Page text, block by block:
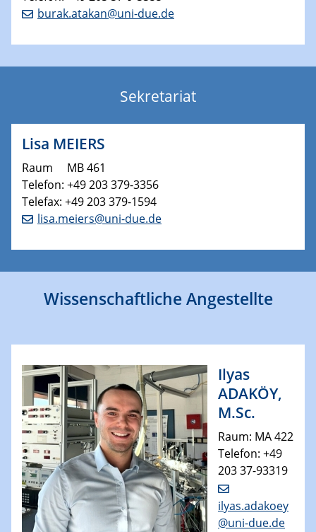
burak.atakan@uni-due.de
Sekretariat
Lisa MEIERS
Raum MB 461
Telefon: +49 203 379-3356
Telefax: +49 203 379-1594
lisa.meiers@uni-due.de
Wissenschaftliche Angestellte
Ilyas
ADAKÖY,
M.Sc.
Raum: MA 422
Telefon: +49
203 37-93319
ilyas.adakoey
@uni-due.de